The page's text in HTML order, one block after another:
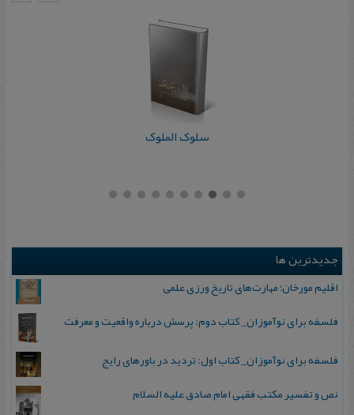
سلوک الملوک
جدیدترین ها
اقلیم مورخان؛ مهارت‌های تاریخ ورزی علمی
فلسفه برای نوآموزان_ کتاب دوم: پرسش درباره واقعیت و معرفت
فلسفه برای نوآموزان_ کتاب اول: تردید در باورهای رایج
نص و تفسیر مکتب فقهی امام صادق علیه السلام